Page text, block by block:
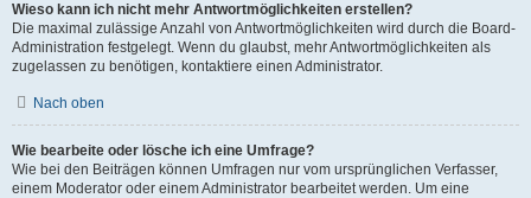
Wieso kann ich nicht mehr Antwortmöglichkeiten erstellen?
Die maximal zulässige Anzahl von Antwortmöglichkeiten wird durch die Board-
Administration festgelegt. Wenn du glaubst, mehr Antwortmöglichkeiten als
zugelassen zu benötigen, kontaktiere einen Administrator.
Nach oben
Wie bearbeite oder lösche ich eine Umfrage?
Wie bei den Beiträgen können Umfragen nur vom ursprünglichen Verfasser,
einem Moderator oder einem Administrator bearbeitet werden. Um eine